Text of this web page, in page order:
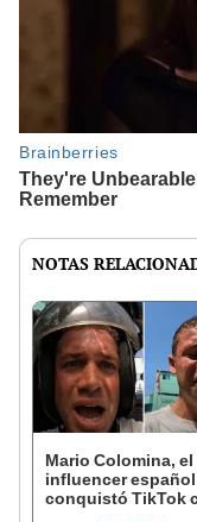
NOTAS
Mario Colomina, el
influencer
conquistó TikTok